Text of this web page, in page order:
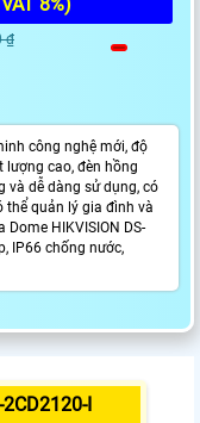
₫
công nghệ mới, độ
lượng cao, đèn hồng
và dễ dàng sử dụng, có
thể quản lý gia đình và
HIKVISION DS-
IP66 chống nước,
I